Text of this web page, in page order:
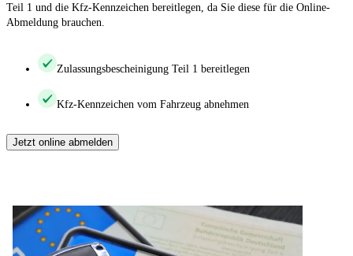
Teil 1 und die Kfz-Kennzeichen bereitlegen, da Sie diese für die Online-
Abmeldung brauchen.
Zulassungsbescheinigung Teil 1 bereitlegen
Kfz-Kennzeichen vom Fahrzeug abnehmen
Jetzt online abmelden